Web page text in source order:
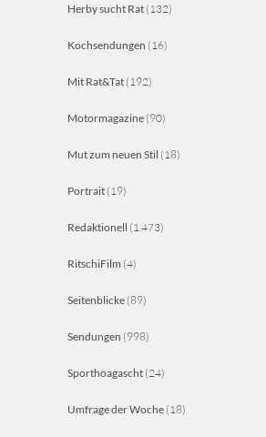
Herby sucht Rat (132)
Kochsendungen (16)
Mit Rat&Tat (192)
Motormagazine (90)
Mut zum neuen Stil (18)
Portrait (19)
Redaktionell (1.473)
RitschiFilm (4)
Seitenblicke (89)
Sendungen (998)
Sporthoagascht (24)
Umfrage der Woche (18)